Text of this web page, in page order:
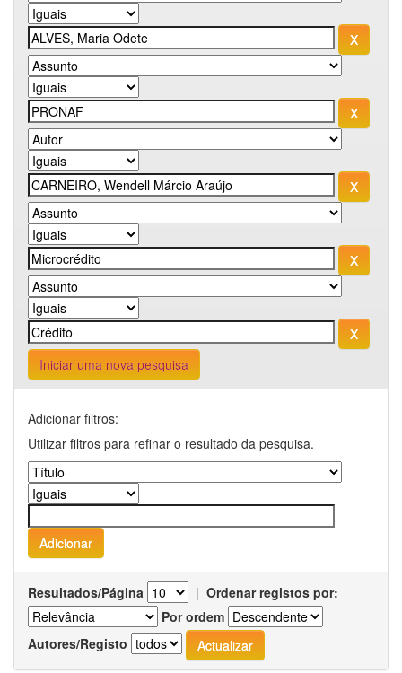
Iniciar uma nova pesquisa
Adicionar filtros:
Utilizar filtros para refinar o resultado da pesquisa.
Resultados/Página | Ordenar registos por:
Por ordem
Autores/Registo